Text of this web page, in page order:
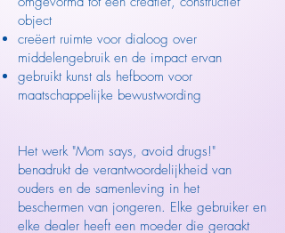
object
creëert ruimte voor dialoog over
middelengebruik en de impact ervan
gebruikt kunst als hefboom voor
maatschappelijke bewustwording
Het werk "Mom says, avoid drugs!"
benadrukt de verantwoordelijkheid van
ouders en de samenleving in het
beschermen van jongeren. Elke gebruiker en
elke dealer heeft een moeder die geraakt